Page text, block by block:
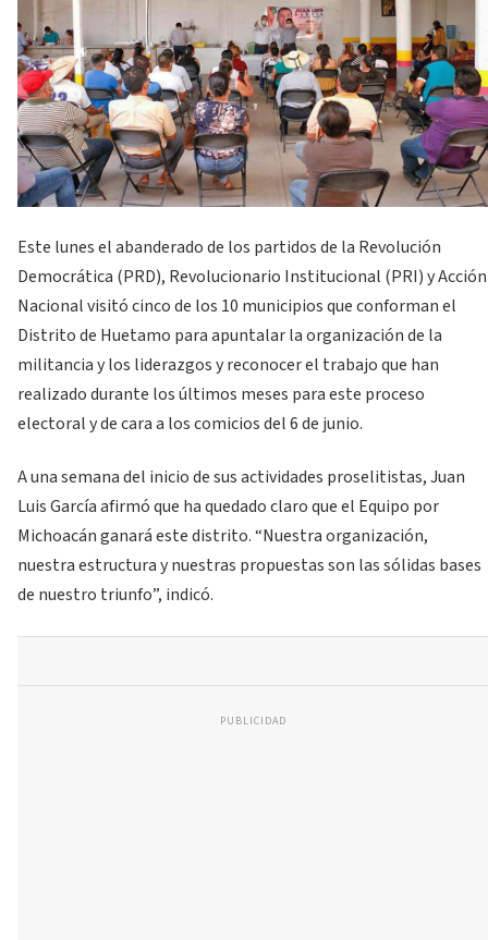
Este lunes el abanderado de los partidos de la Revolución
Democrática (PRD), Revolucionario Institucional (PRI) y Acción
Nacional visitó cinco de los 10 municipios que conforman el
Distrito de Huetamo para apuntalar la organización de la
militancia y los liderazgos y reconocer el trabajo que han
realizado durante los últimos meses para este proceso
electoral y de cara a los comicios del 6 de junio.
A una semana del inicio de sus actividades proselitistas, Juan
Luis García afirmó que ha quedado claro que el Equipo por
Michoacán ganará este distrito. “Nuestra organización,
nuestra estructura y nuestras propuestas son las sólidas bases
de nuestro triunfo”, indicó.
PUBLICIDAD